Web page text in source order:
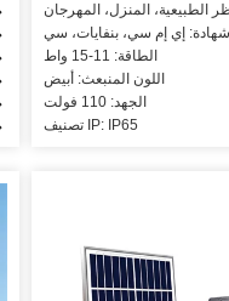
الطبيعية، المنزل، المهرجان
شهادة: إي إم سي، بنفايات، سي
الطاقة: 11-15 واط
اللون المنبعث: أبيض
الجهد: 110 فولت
تصنيف IP: IP65